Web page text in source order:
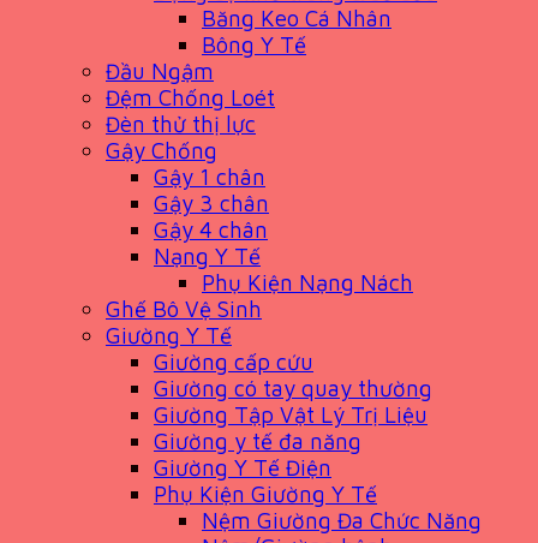
Băng Keo Cá Nhân
Bông Y Tế
Đầu Ngậm
Đệm Chống Loét
Đèn thử thị lực
Gậy Chống
Gậy 1 chân
Gậy 3 chân
Gậy 4 chân
Nạng Y Tế
Phụ Kiện Nạng Nách
Ghế Bô Vệ Sinh
Giường Y Tế
Giường cấp cứu
Giường có tay quay thường
Giường Tập Vật Lý Trị Liệu
Giường y tế đa năng
Giường Y Tế Điện
Phụ Kiện Giường Y Tế
Nệm Giường Đa Chức Năng